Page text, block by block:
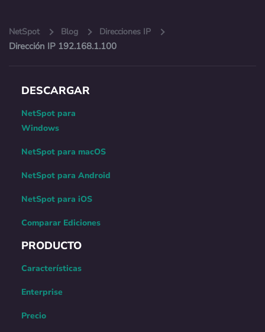
NetSpot Blog Direcciones IP
Dirección IP 192.168.1.100
DESCARGAR
NetSpot para
Windows
NetSpot para macOS
NetSpot para Android
NetSpot para iOS
Comparar Ediciones
PRODUCTO
Características
Enterprise
Precio